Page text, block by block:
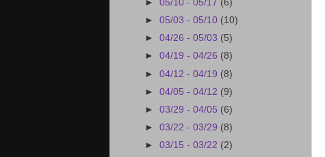
►05/10 - 05/17 (6)
►05/03 - 05/10 (10)
►04/26 - 05/03 (5)
►04/19 - 04/26 (8)
►04/12 - 04/19 (8)
►04/05 - 04/12 (9)
►03/29 - 04/05 (6)
►03/22 - 03/29 (8)
►03/15 - 03/22 (2)